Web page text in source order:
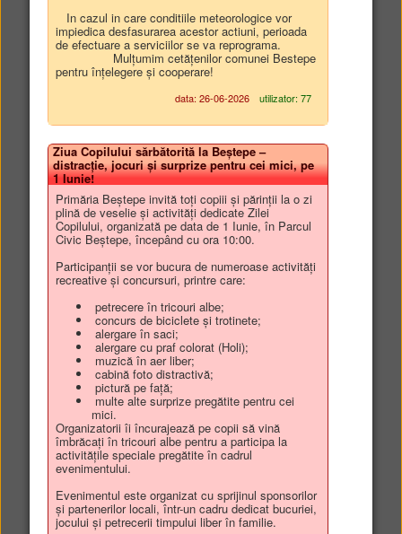
Comuna
Beştepe
Plăteşte online impozite şi taxe locale!
In cazul in care conditiile meteorologice vor
impiedica desfasurarea acestor actiuni, perioada
de efectuare a serviciilor se va reprograma.
Mulțumim cetățenilor comunei Bestepe
pentru înțelegere și cooperare!
data: 26-06-2026 utilizator: 77
Ziua Copilului sărbătorită la Beștepe –
distracție, jocuri și surprize pentru cei mici, pe
1 Iunie!
Primăria Beștepe invită toți copiii și părinții la o zi
plină de veselie și activități dedicate Zilei
Copilului, organizată pe data de 1 Iunie, în Parcul
Civic Beștepe, începând cu ora 10:00.
Participanții se vor bucura de numeroase activități
recreative și concursuri, printre care:
petrecere în tricouri albe;
concurs de biciclete și trotinete;
alergare în saci;
alergare cu praf colorat (Holi);
muzică în aer liber;
cabină foto distractivă;
pictură pe față;
multe alte surprize pregătite pentru cei
mici.
Organizatorii îi încurajează pe copii să vină
îmbrăcați în tricouri albe pentru a participa la
activitățile speciale pregătite în cadrul
evenimentului.
Evenimentul este organizat cu sprijinul sponsorilor
și partenerilor locali, într-un cadru dedicat bucuriei,
jocului și petrecerii timpului liber în familie.